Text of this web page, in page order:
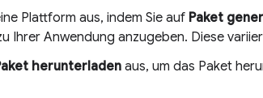
Plattform aus, indem Sie auf Paket
Ihrer Anwendung anzugeben. Diese
herunterladen aus, um das Paket